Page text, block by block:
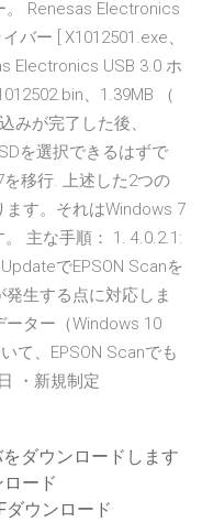
。 Renesas Electronics
バー [ X1012501.exe、
Electronics USB 3.0 ホ
、1.39MB （
みが完了した後、
を選択できるはずで
移行. 上述した2つの
す。それはWindows 7
主な手順： 1. 4.0.2.1:
でEPSON Scanを
生する点に対応しま
ター（Windows 10
て、EPSON Scanでも
・新規制定
ダウンロードします
ード
ウンロード